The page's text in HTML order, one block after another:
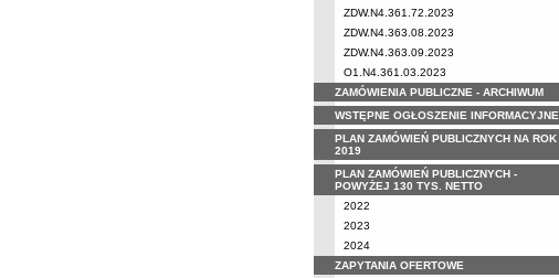
ZDW.N4.361.72.2023
ZDW.N4.363.08.2023
ZDW.N4.363.09.2023
O1.N4.361.03.2023
ZAMÓWIENIA PUBLICZNE - ARCHIWUM
WSTĘPNE OGŁOSZENIE INFORMACYJNE
PLAN ZAMÓWIEŃ PUBLICZNYCH NA ROK
2019
PLAN ZAMÓWIEŃ PUBLICZNYCH -
POWYŻEJ 130 TYS. NETTO
2022
2023
2024
ZAPYTANIA OFERTOWE